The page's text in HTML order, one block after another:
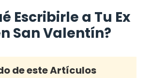
Escribirle a Tu Ex
San Valentín?
de este Artículos